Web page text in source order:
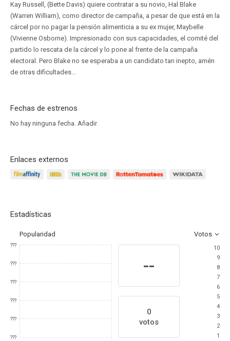
Kay Russell, (Bette Davis) quiere contratar a su novio, Hal Blake
(Warren William), como director de campaña, a pesar de que está en la
cárcel por no pagar la pensión alimenticia a su ex mujer, Maybelle
(Vivienne Osborne). Impresionado con sus capacidades, el comité del
partido lo rescata de la cárcel y lo pone al frente de la campaña
electoral. Pero Blake no se esperaba a un candidato tan inepto, amén
de otras dificultades...
Fechas de estrenos
No hay ninguna fecha. Añadir
Enlaces externos
Estadísticas
Popularidad Votos
???
???
???
???
???
???
--
0
votos
10
9
8
7
6
5
4
3
2
1